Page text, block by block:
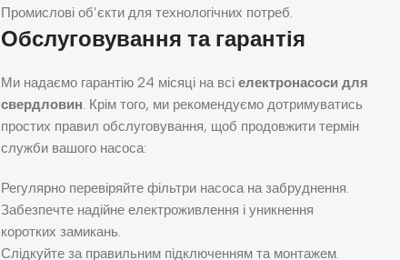
Промислові об’єкти для технологічних потреб.
Обслуговування та гарантія
Ми надаємо гарантію 24 місяці на всіелектронасоси для
свердловин . Крім того, ми рекомендуємо дотримуватись
простих правил обслуговування, щоб продовжити термін
служби вашого насоса:
Регулярно перевіряйте фільтри насоса на забруднення.
Забезпечте надійне електроживлення і уникнення
коротких замикань.
Слідкуйте за правильним підключенням та монтажем.